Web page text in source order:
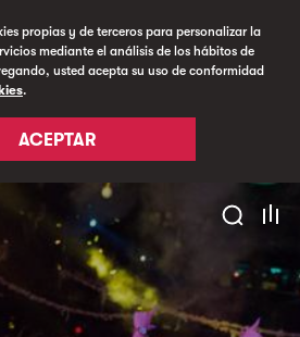
propias y de terceros para personalizar la
mediante el análisis de los hábitos de
usted acepta su uso de conformidad
.
ACEPTAR